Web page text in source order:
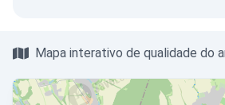
Mapa interativo de qualidade do